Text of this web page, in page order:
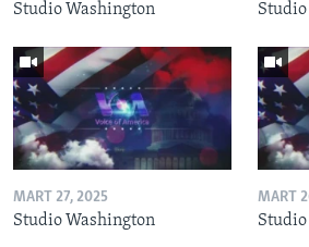
Studio Washington
MART 27, 2025
Studio Washington
MART